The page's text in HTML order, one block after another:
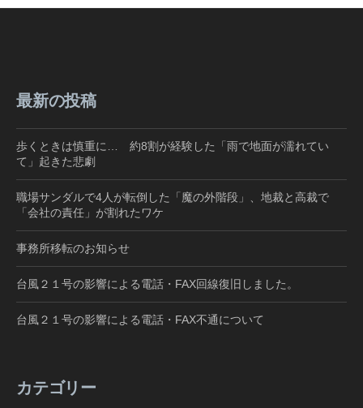
最新の投稿
歩くときは慎重に… 約8割が経験した「雨で地面が濡れてい
て」起きた悲劇
職場サンダルで4人が転倒した「魔の外階段」、地裁と高裁で
「会社の責任」が割れたワケ
事務所移転のお知らせ
台風２１号の影響による電話・FAX回線復旧しました。
台風２１号の影響による電話・FAX不通について
カテゴリー